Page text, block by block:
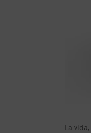
La